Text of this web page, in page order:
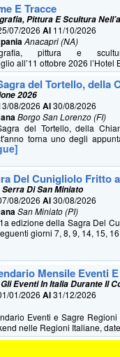
E Tracce
Pittura E Scultura
07/2026Al 11/10/2026
Anacapri (NA)
pittura e
all’11 ottobre 2026 l’Hotel
del Tortello, della
2026
08/2026Al30/08/2026
Borgo San Lorenzo (FI)
del Tortello, della
torna uno degli
Del Cunigliolo Fritto
Serra Di San Miniato
08/2026Al30/08/2026
San Miniato (PI)
edizione della Sagra Del
giorni 7, 8, 9, 14, 15,
Mensile Eventi
Eventi In Italia Durante Il
01/2026Al31/12/2026
Eventi e Sagre
nelle Regioni Italiane,